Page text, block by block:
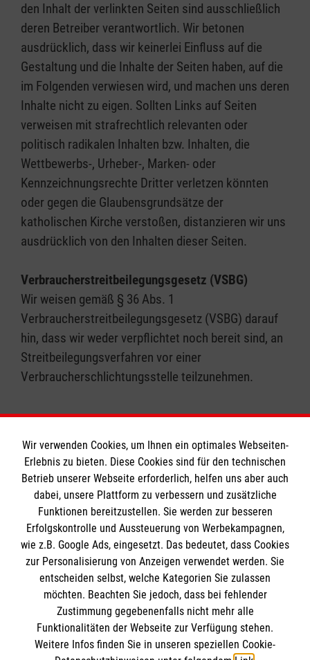
den Inhalt der verlinkten Seiten sind ausschließlich
deren Betreiber verantwortlich. Wir betonen
ausdrücklich, dass wir keinerlei Einfluss auf die
Gestaltung und die Inhalte der Seiten haben, auf die
im Folgenden verwiesen wird, und machen uns deren
Inhalte nicht zu eigen. Sollten Links auf Seiten
verweisen mit strafrechtlich relevanten oder
politisch radikalen Inhalten bzw. Inhalten, die
Wettbewerbs-, Urheber-, Marken- oder
Kennzeichnungsrechte Dritter verletzen könnten
oder gegen die Glaubensgrundsätze der
katholischen Kirche verstoßen, distanzieren wir uns
ausdrücklich von den Inhalten dieser Seiten.
Verbraucherstreitbeilegungsgesetz (VSBG)
Wir weisen gemäß § 36 Abs. 1
Verbraucherstreitbeilegungsgesetz (VSBG) darauf
hin, dass wir weder verpflichtet noch bereit sind, an
Streitbeilegungsverfahren vor einer
Verbraucherschlichtungsstelle teilzunehmen.
Informationen
Impressum
Datenschutz
Barrierefreiheit
Kontakt
Medizinproduktesicherheit
Die Malteser
Malteser in Deutschland
Malteserorden
Sharepoint
Spendenkonto
Wir verwenden Cookies, um Ihnen ein optimales Webseiten-
Erlebnis zu bieten. Diese Cookies sind für den technischen
Betrieb unserer Webseite erforderlich, helfen uns aber auch
dabei, unsere Plattform zu verbessern und zusätzliche
Funktionen bereitzustellen. Sie werden zur besseren
Erfolgskontrolle und Aussteuerung von Werbekampagnen,
wie z.B. Google Ads, eingesetzt. Das bedeutet, dass Cookies
zur Personalisierung von Anzeigen verwendet werden. Sie
entscheiden selbst, welche Kategorien Sie zulassen
möchten. Beachten Sie jedoch, dass bei fehlender
Zustimmung gegebenenfalls nicht mehr alle
Funktionalitäten der Webseite zur Verfügung stehen.
Weitere Infos finden Sie in unseren speziellen Cookie-